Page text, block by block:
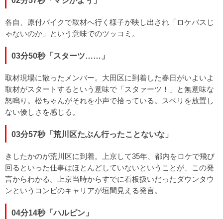
各自、原付バイクで取材へ行く様子が映し出され「ロケバスじ
ゃないのか」という意味でのツッコミ。
03分50秒「スターツ……」
取材現場に散ったメンバー。大田区に到着した春日がいよいよ
取材がスタートするという意味で「スタァーツ！」と無意味な
怒鳴り。松ちゃんがそれを小声で拾っている。スベリを放置し
ない優しさを感じる。
03分57秒「荒川区たぶん行ったことないな」
きしたかのが荒川区に到着。上京して35年、都内をロケで飛び
回るといった仕事はほとんどしていないということが、この発
言からわかる。上京当時からすでに看板扱いだったダウンタウ
ンというコンビのキャリアが垣間見える発言。
04分14秒「ハルピン」